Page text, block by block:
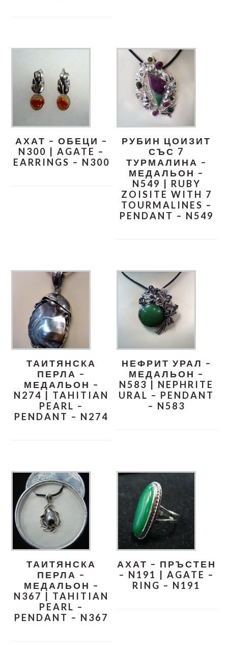
АХАТ – ОБЕЦИ –
N300 | AGATE –
EARRINGS – N300
РУБИН ЦОИЗИТ
СЪС 7
ТУРМАЛИНА –
МЕДАЛЬОН –
N549 | RUBY
ZOISITE WITH 7
TOURMALINES –
PENDANT – N549
ТАИТЯНСКА
ПЕРЛА –
МЕДАЛЬОН –
N274 | TAHITIAN
PEARL –
PENDANT – N274
НЕФРИТ УРАЛ –
МЕДАЛЬОН –
N583 | NEPHRITE
URAL – PENDANT
– N583
ТАИТЯНСКА
ПЕРЛА –
МЕДАЛЬОН –
N367 | TAHITIAN
PEARL –
PENDANT – N367
АХАТ – ПРЪСТЕН
– N191 | AGATE –
RING – N191